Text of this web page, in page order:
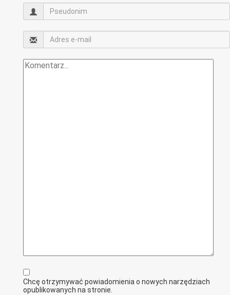
Chcę otrzymywać powiadomienia o nowych narzędziach
opublikowanych na stronie.